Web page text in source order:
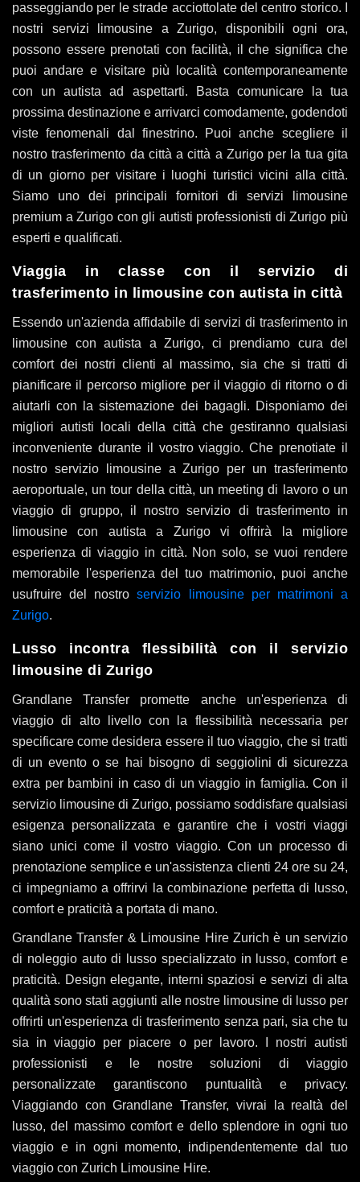
passeggiando per le strade acciottolate del centro storico. I
nostri servizi limousine a Zurigo, disponibili ogni ora,
possono essere prenotati con facilità, il che significa che
puoi andare e visitare più località contemporaneamente
con un autista ad aspettarti. Basta comunicare la tua
prossima destinazione e arrivarci comodamente, godendoti
viste fenomenali dal finestrino. Puoi anche scegliere il
nostro trasferimento da città a città a Zurigo per la tua gita
di un giorno per visitare i luoghi turistici vicini alla città.
Siamo uno dei principali fornitori di servizi limousine
premium a Zurigo con gli autisti professionisti di Zurigo più
esperti e qualificati.
Viaggia in classe con il servizio di
trasferimento in limousine con autista in città
Essendo un'azienda affidabile di servizi di trasferimento in
limousine con autista a Zurigo, ci prendiamo cura del
comfort dei nostri clienti al massimo, sia che si tratti di
pianificare il percorso migliore per il viaggio di ritorno o di
aiutarli con la sistemazione dei bagagli. Disponiamo dei
migliori autisti locali della città che gestiranno qualsiasi
inconveniente durante il vostro viaggio. Che prenotiate il
nostro servizio limousine a Zurigo per un trasferimento
aeroportuale, un tour della città, un meeting di lavoro o un
viaggio di gruppo, il nostro servizio di trasferimento in
limousine con autista a Zurigo vi offrirà la migliore
esperienza di viaggio in città. Non solo, se vuoi rendere
memorabile l'esperienza del tuo matrimonio, puoi anche
usufruire del nostroservizio limousine per matrimoni a
Zurigo.
Lusso incontra flessibilità con il servizio
limousine di Zurigo
Grandlane Transfer promette anche un'esperienza di
viaggio di alto livello con la flessibilità necessaria per
specificare come desidera essere il tuo viaggio, che si tratti
di un evento o se hai bisogno di seggiolini di sicurezza
extra per bambini in caso di un viaggio in famiglia. Con il
servizio limousine di Zurigo, possiamo soddisfare qualsiasi
esigenza personalizzata e garantire che i vostri viaggi
siano unici come il vostro viaggio. Con un processo di
prenotazione semplice e un'assistenza clienti 24 ore su 24,
ci impegniamo a offrirvi la combinazione perfetta di lusso,
comfort e praticità a portata di mano.
Grandlane Transfer & Limousine Hire Zurich è un servizio
di noleggio auto di lusso specializzato in lusso, comfort e
praticità. Design elegante, interni spaziosi e servizi di alta
qualità sono stati aggiunti alle nostre limousine di lusso per
offrirti un'esperienza di trasferimento senza pari, sia che tu
sia in viaggio per piacere o per lavoro. I nostri autisti
professionisti e le nostre soluzioni di viaggio
personalizzate garantiscono puntualità e privacy.
Viaggiando con Grandlane Transfer, vivrai la realtà del
lusso, del massimo comfort e dello splendore in ogni tuo
viaggio e in ogni momento, indipendentemente dal tuo
viaggio con Zurich Limousine Hire.